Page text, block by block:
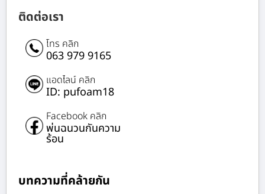
ติดต่อเรา
โทร คลิก
063 979 9165
แอดไลน์ คลิก
ID: pufoam18
Facebook คลิก
พ่นฉนวนกันความ
ร้อน
บทความที่คล้ายกัน